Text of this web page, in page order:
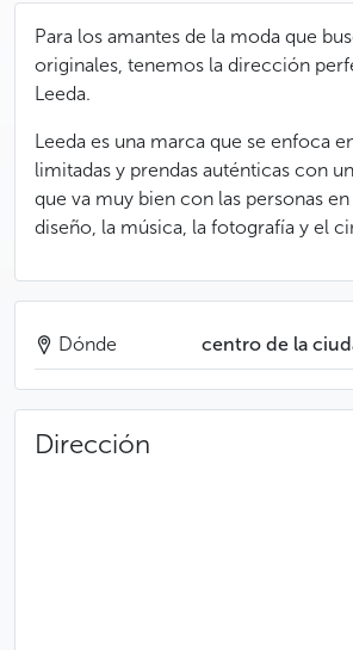
Para los amantes de la moda que
originales, tenemos la dirección
Leeda.
Leeda es una marca que se enfoca
limitadas y prendas auténticas con
que va muy bien con las personas
diseño, la música, la fotografía y el
Dónde centro de la
Dirección